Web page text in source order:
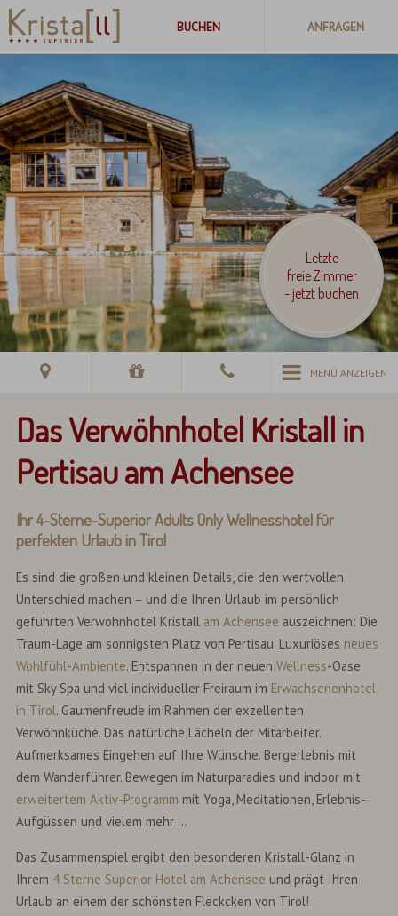
Letzte
freie Zimmer
- jetzt buchen
MENÜ ANZEIGEN
Das Verwöhnhotel Kristall in
Pertisau am Achensee
Ihr 4-Sterne-Superior Adults Only Wellnesshotel für
perfekten Urlaub in Tirol
Es sind die großen und kleinen Details, die den wertvollen
Unterschied machen – und die Ihren Urlaub im persönlich
geführten Verwöhnhotel Kristall am Achensee auszeichnen: Die
Traum-Lage am sonnigsten Platz von Pertisau. Luxuriöses neues
Wohlfühl-Ambiente. Entspannen in der neuenWellness-Oase
mit Sky Spa und viel individueller Freiraum im Erwachsenenhotel
in Tirol. Gaumenfreude im Rahmen der exzellenten
Verwöhnküche. Das natürliche Lächeln der Mitarbeiter.
Aufmerksames Eingehen auf Ihre Wünsche. Bergerlebnis mit
dem Wanderführer. Bewegen im Naturparadies und indoor mit
erweitertem Aktiv-Programm mit Yoga, Meditationen, Erlebnis-
Aufgüssen und vielem mehr ...
Das Zusammenspiel ergibt den besonderen Kristall-Glanz in
Ihrem 4 Sterne Superior Hotel am Achensee und prägt Ihren
Urlaub an einem der schönsten Fleckcken von Tirol!